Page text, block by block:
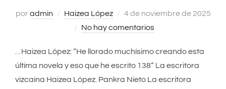
poradmin Haizea López
Publicado
el
4 de noviembre de 2025
No hay comentarios
. . Haizea López: “He llorado muchísimo creando esta
última novela y eso que he escrito 138” La escritora
vizcaina Haizea López. Pankra Nieto La escritora